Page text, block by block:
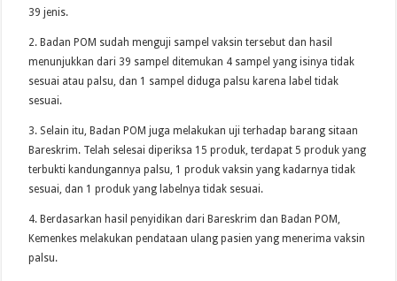
39 jenis.
2. Badan POM sudah menguji sampel vaksin tersebut dan hasil
menunjukkan dari 39 sampel ditemukan 4 sampel yang isinya tidak
sesuai atau palsu, dan 1 sampel diduga palsu karena label tidak
sesuai.
3. Selain itu, Badan POM juga melakukan uji terhadap barang sitaan
Bareskrim. Telah selesai diperiksa 15 produk, terdapat 5 produk yang
terbukti kandungannya palsu, 1 produk vaksin yang kadarnya tidak
sesuai, dan 1 produk yang labelnya tidak sesuai.
4. Berdasarkan hasil penyidikan dari Bareskrim dan Badan POM,
Kemenkes melakukan pendataan ulang pasien yang menerima vaksin
palsu.